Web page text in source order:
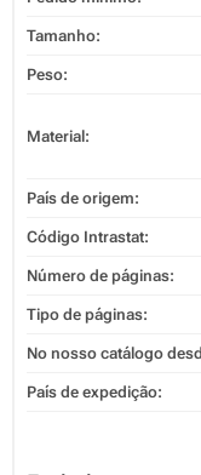
Tamanho:
Peso:
Material:
País de origem:
Código Intrastat:
Número de páginas:
Tipo de páginas:
No nosso catálogo
País de expedição: